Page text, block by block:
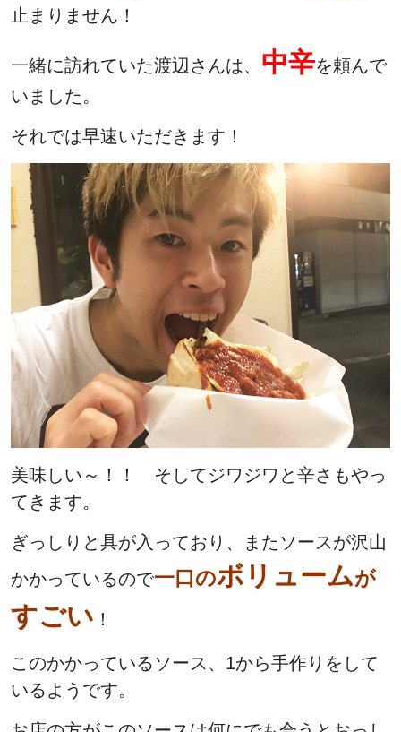
止まりません！
一緒に訪れていた渡辺さんは、 中辛を頼んで
いました。
それでは早速いただきます！
美味しい～！！ そしてジワジワと辛さもやっ
てきます。
ぎっしりと具が入っており、またソースが沢山
かかっているので一口のボリュームが
すごい ！
このかかっているソース、1から手作りをして
いるようです。